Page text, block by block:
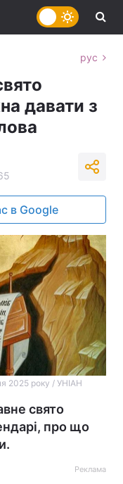
рус
давати з
в Google
2025 року / УНІАН
свято
про що
Реклама